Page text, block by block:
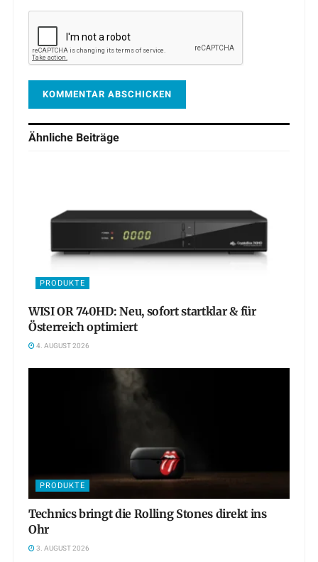
Ähnliche Beiträge
PRODUKTE
WISI OR 740HD: Neu, sofort startklar & für
Österreich optimiert
4. AUGUST 2026
PRODUKTE
Technics bringt die Rolling Stones direkt ins
Ohr
3. AUGUST 2026